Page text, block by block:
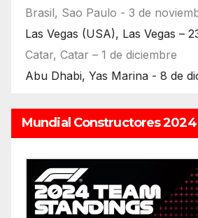
Brasil, Sao Paulo - 3 de
Las Vegas (USA), Las Vegas –
Catar, Catar – 1 de diciembre
Abu Dhabi, Yas Marina - 8 de
Mundial Constructores 2024